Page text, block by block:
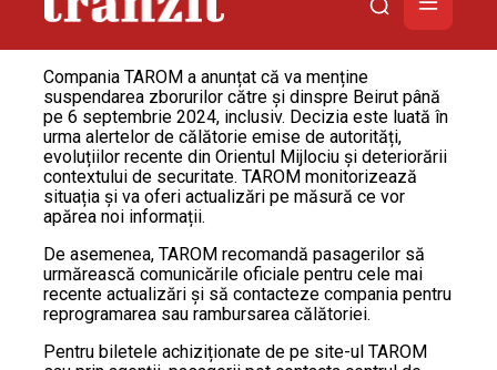
Compania TAROM a anunțat că va menține
suspendarea zborurilor către și dinspre Beirut până
pe 6 septembrie 2024, inclusiv. Decizia este luată în
urma alertelor de călătorie emise de autorități,
evoluțiilor recente din Orientul Mijlociu și deteriorării
contextului de securitate. TAROM monitorizează
situația și va oferi actualizări pe măsură ce vor
apărea noi informații.
De asemenea, TAROM recomandă pasagerilor să
urmărească comunicările oficiale pentru cele mai
recente actualizări și să contacteze compania pentru
reprogramarea sau rambursarea călătoriei.
Pentru biletele achiziționate de pe site-ul TAROM